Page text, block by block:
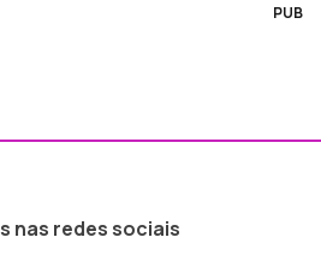
PUB
nas redes sociais